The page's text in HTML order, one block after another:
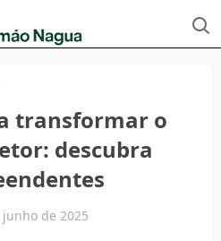
transformar o
descubra
junho de 2025